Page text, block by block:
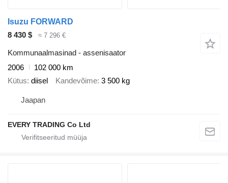
Isuzu FORWARD
8 430 $
≈ 7 296 €
Kommunaalmasinad - assenisaator
2006
102 000 km
Kütus diisel Kandevõime 3 500 kg
Jaapan
EVERY TRADING Co Ltd